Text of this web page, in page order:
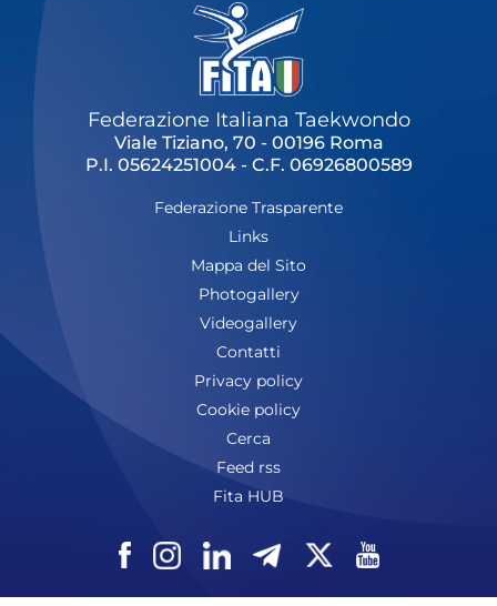
Federazione Italiana Taekwondo
Viale Tiziano, 70 - 00196 Roma
P.I. 05624251004 - C.F. 06926800589
Federazione Trasparente
Links
Mappa del Sito
Photogallery
Videogallery
Contatti
Privacy policy
Cookie policy
Cerca
Feed rss
Fita HUB